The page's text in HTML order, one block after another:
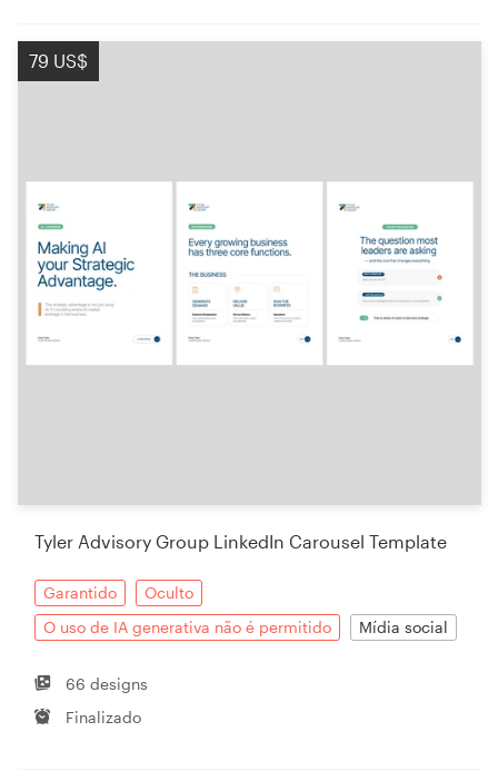
79 US$
Tyler Advisory Group LinkedIn Carousel Template
Garantido
Oculto
O uso de IA generativa não é permitido
Mídia social
66 designs
Finalizado